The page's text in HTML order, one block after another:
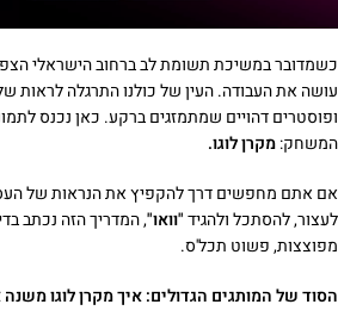
כשמדובר במשיכת תשומת לב ברחוב הישראלי
עושה את העבודה. העין של כולנו התרגלה לראות
ופוסטרים דהויים שמתמזגים ברקע. כאן נכנס
המשחק:מקרן לוגו.
אם אתם מחפשים דרך להקפיץ את הנראות של
לעצור, להסתכל ולהגיד"וואו", המדריך הזה נכתב
מפוצצות, פשוט תכל'ס.
הסוד של המותגים הגדולים: איך מקרן לוגו